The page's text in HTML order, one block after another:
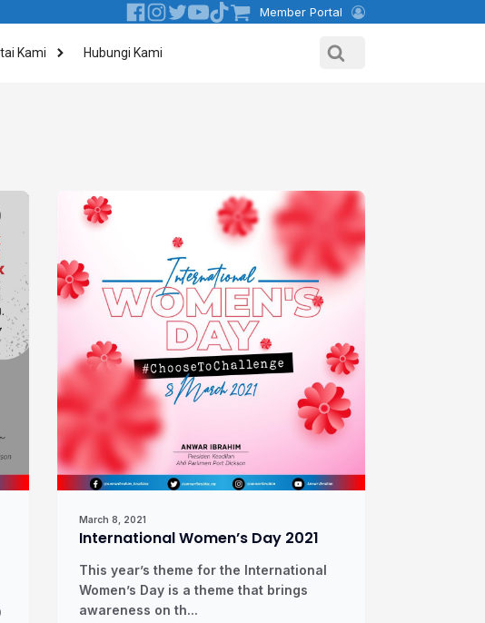
Member Portal
Kami Hubungi Kami
March 8, 2021
International Women’s Day 2021
This year’s theme for the International
Women’s Day is a theme that brings
awareness on th...